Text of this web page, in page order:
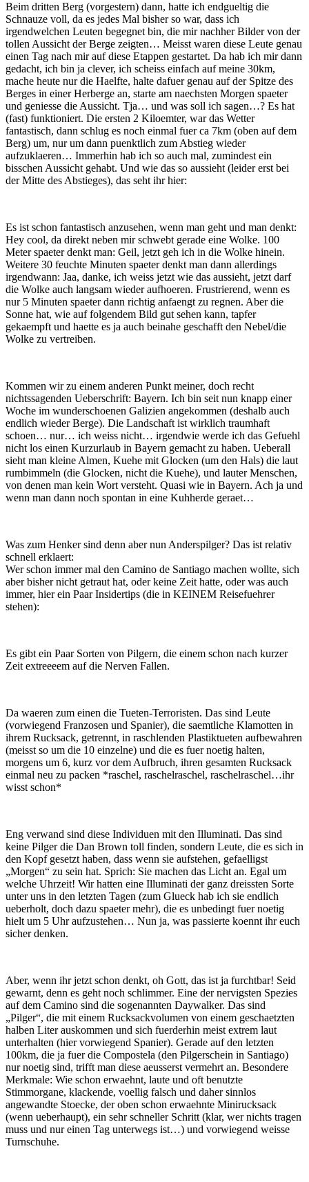
Beim dritten Berg (vorgestern) dann, hatte ich endgueltig die
Schnauze voll, da es jedes Mal bisher so war, dass ich
irgendwelchen Leuten begegnet bin, die mir nachher Bilder von der
tollen Aussicht der Berge zeigten… Meisst waren diese Leute genau
einen Tag nach mir auf diese Etappen gestartet. Da hab ich mir dann
gedacht, ich bin ja clever, ich scheiss einfach auf meine 30km,
mache heute nur die Haelfte, halte dafuer genau auf der Spitze des
Berges in einer Herberge an, starte am naechsten Morgen spaeter
und geniesse die Aussicht. Tja… und was soll ich sagen…? Es hat
(fast) funktioniert. Die ersten 2 Kiloemter, war das Wetter
fantastisch, dann schlug es noch einmal fuer ca 7km (oben auf dem
Berg) um, nur um dann puenktlich zum Abstieg wieder
aufzuklaeren… Immerhin hab ich so auch mal, zumindest ein
bisschen Aussicht gehabt. Und wie das so aussieht (leider erst bei
der Mitte des Abstieges), das seht ihr hier:
Es ist schon fantastisch anzusehen, wenn man geht und man denkt:
Hey cool, da direkt neben mir schwebt gerade eine Wolke. 100
Meter spaeter denkt man: Geil, jetzt geh ich in die Wolke hinein.
Weitere 30 feuchte Minuten spaeter denkt man dann allerdings
irgendwann: Jaa, danke, ich weiss jetzt wie das aussieht, jetzt darf
die Wolke auch langsam wieder aufhoeren. Frustrierend, wenn es
nur 5 Minuten spaeter dann richtig anfaengt zu regnen. Aber die
Sonne hat, wie auf folgendem Bild gut sehen kann, tapfer
gekaempft und haette es ja auch beinahe geschafft den Nebel/die
Wolke zu vertreiben.
Kommen wir zu einem anderen Punkt meiner, doch recht
nichtssagenden Ueberschrift: Bayern. Ich bin seit nun knapp einer
Woche im wunderschoenen Galizien angekommen (deshalb auch
endlich wieder Berge). Die Landschaft ist wirklich traumhaft
schoen… nur… ich weiss nicht… irgendwie werde ich das Gefuehl
nicht los einen Kurzurlaub in Bayern gemacht zu haben. Ueberall
sieht man kleine Almen, Kuehe mit Glocken (um den Hals) die laut
rumbimmeln (die Glocken, nicht die Kuehe), und lauter Menschen,
von denen man kein Wort versteht. Quasi wie in Bayern. Ach ja und
wenn man dann noch spontan in eine Kuhherde geraet…
Was zum Henker sind denn aber nun Anderspilger? Das ist relativ
schnell erklaert:
Wer schon immer mal den Camino de Santiago machen wollte, sich
aber bisher nicht getraut hat, oder keine Zeit hatte, oder was auch
immer, hier ein Paar Insidertips (die in KEINEM Reisefuehrer
stehen):
Es gibt ein Paar Sorten von Pilgern, die einem schon nach kurzer
Zeit extreeeem auf die Nerven Fallen.
Da waeren zum einen die Tueten-Terroristen. Das sind Leute
(vorwiegend Franzosen und Spanier), die saemtliche Klamotten in
ihrem Rucksack, getrennt, in raschlenden Plastiktueten aufbewahren
(meisst so um die 10 einzelne) und die es fuer noetig halten,
morgens um 6, kurz vor dem Aufbruch, ihren gesamten Rucksack
einmal neu zu packen *raschel, raschelraschel, raschelraschel…ihr
wisst schon*
Eng verwand sind diese Individuen mit den Illuminati. Das sind
keine Pilger die Dan Brown toll finden, sondern Leute, die es sich in
den Kopf gesetzt haben, dass wenn sie aufstehen, gefaelligst
„Morgen“ zu sein hat. Sprich: Sie machen das Licht an. Egal um
welche Uhrzeit! Wir hatten eine Illuminati der ganz dreissten Sorte
unter uns in den letzten Tagen (zum Glueck hab ich sie endlich
ueberholt, doch dazu spaeter mehr), die es unbedingt fuer noetig
hielt um 5 Uhr aufzustehen… Nun ja, was passierte koennt ihr euch
sicher denken.
Aber, wenn ihr jetzt schon denkt, oh Gott, das ist ja furchtbar! Seid
gewarnt, denn es geht noch schlimmer. Eine der nervigsten Spezies
auf dem Camino sind die sogenannten Daywalker. Das sind
„Pilger“, die mit einem Rucksackvolumen von einem geschaetzten
halben Liter auskommen und sich fuerderhin meist extrem laut
unterhalten (hier vorwiegend Spanier). Gerade auf den letzten
100km, die ja fuer die Compostela (den Pilgerschein in Santiago)
nur noetig sind, trifft man diese aeusserst vermehrt an. Besondere
Merkmale: Wie schon erwaehnt, laute und oft benutzte
Stimmorgane, klackende, voellig falsch und daher sinnlos
angewandte Stoecke, der oben schon erwaehnte Minirucksack
(wenn ueberhaupt), ein sehr schneller Schritt (klar, wer nichts tragen
muss und nur einen Tag unterwegs ist…) und vorwiegend weisse
Turnschuhe.